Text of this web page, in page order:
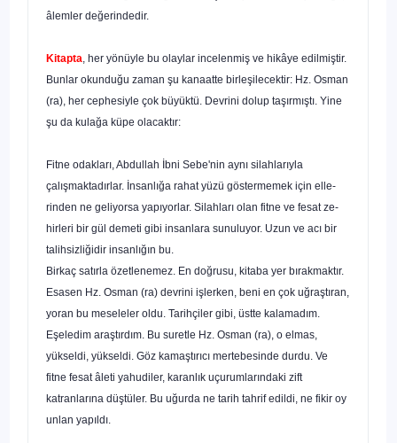
âlemler değerindedir.
Kitapta, her yönüyle bu olaylar incelenmiş ve hikâye edil­miştir.
Bunlar okunduğu zaman şu kanaatte birleşilecektir: Hz. Osman
(ra), her cephesiyle çok büyüktü. Devrini dolup taşır­mıştı. Yine
şu da kulağa küpe olacaktır:
Fitne odakları, Abdullah İbni Sebe'nin aynı silahlarıyla
çalışmaktadırlar. İnsanlığa rahat yüzü göstermemek için elle­
rinden ne geliyorsa yapıyorlar. Silahları olan fitne ve fesat ze­
hirleri bir gül demeti gibi insanlara sunuluyor. Uzun ve acı bir
talihsizliğidir insanlığın bu.
Birkaç satırla özetlenemez. En doğrusu, kitaba yer bırak­maktır.
Esasen Hz. Osman (ra) devrini işlerken, beni en çok uğraştıran,
yoran bu meseleler oldu. Tarihçiler gibi, üstte ka­lamadım.
Eşeledim araştırdım. Bu suretle Hz. Osman (ra), o elmas,
yükseldi, yükseldi. Göz kamaştırıcı mertebesinde dur­du. Ve
fitne fesat âleti yahudiler, karanlık uçurumlarındaki zift
katranlarına düştüler. Bu uğurda ne tarih tahrif edildi, ne fikir oy
unlan yapıldı.